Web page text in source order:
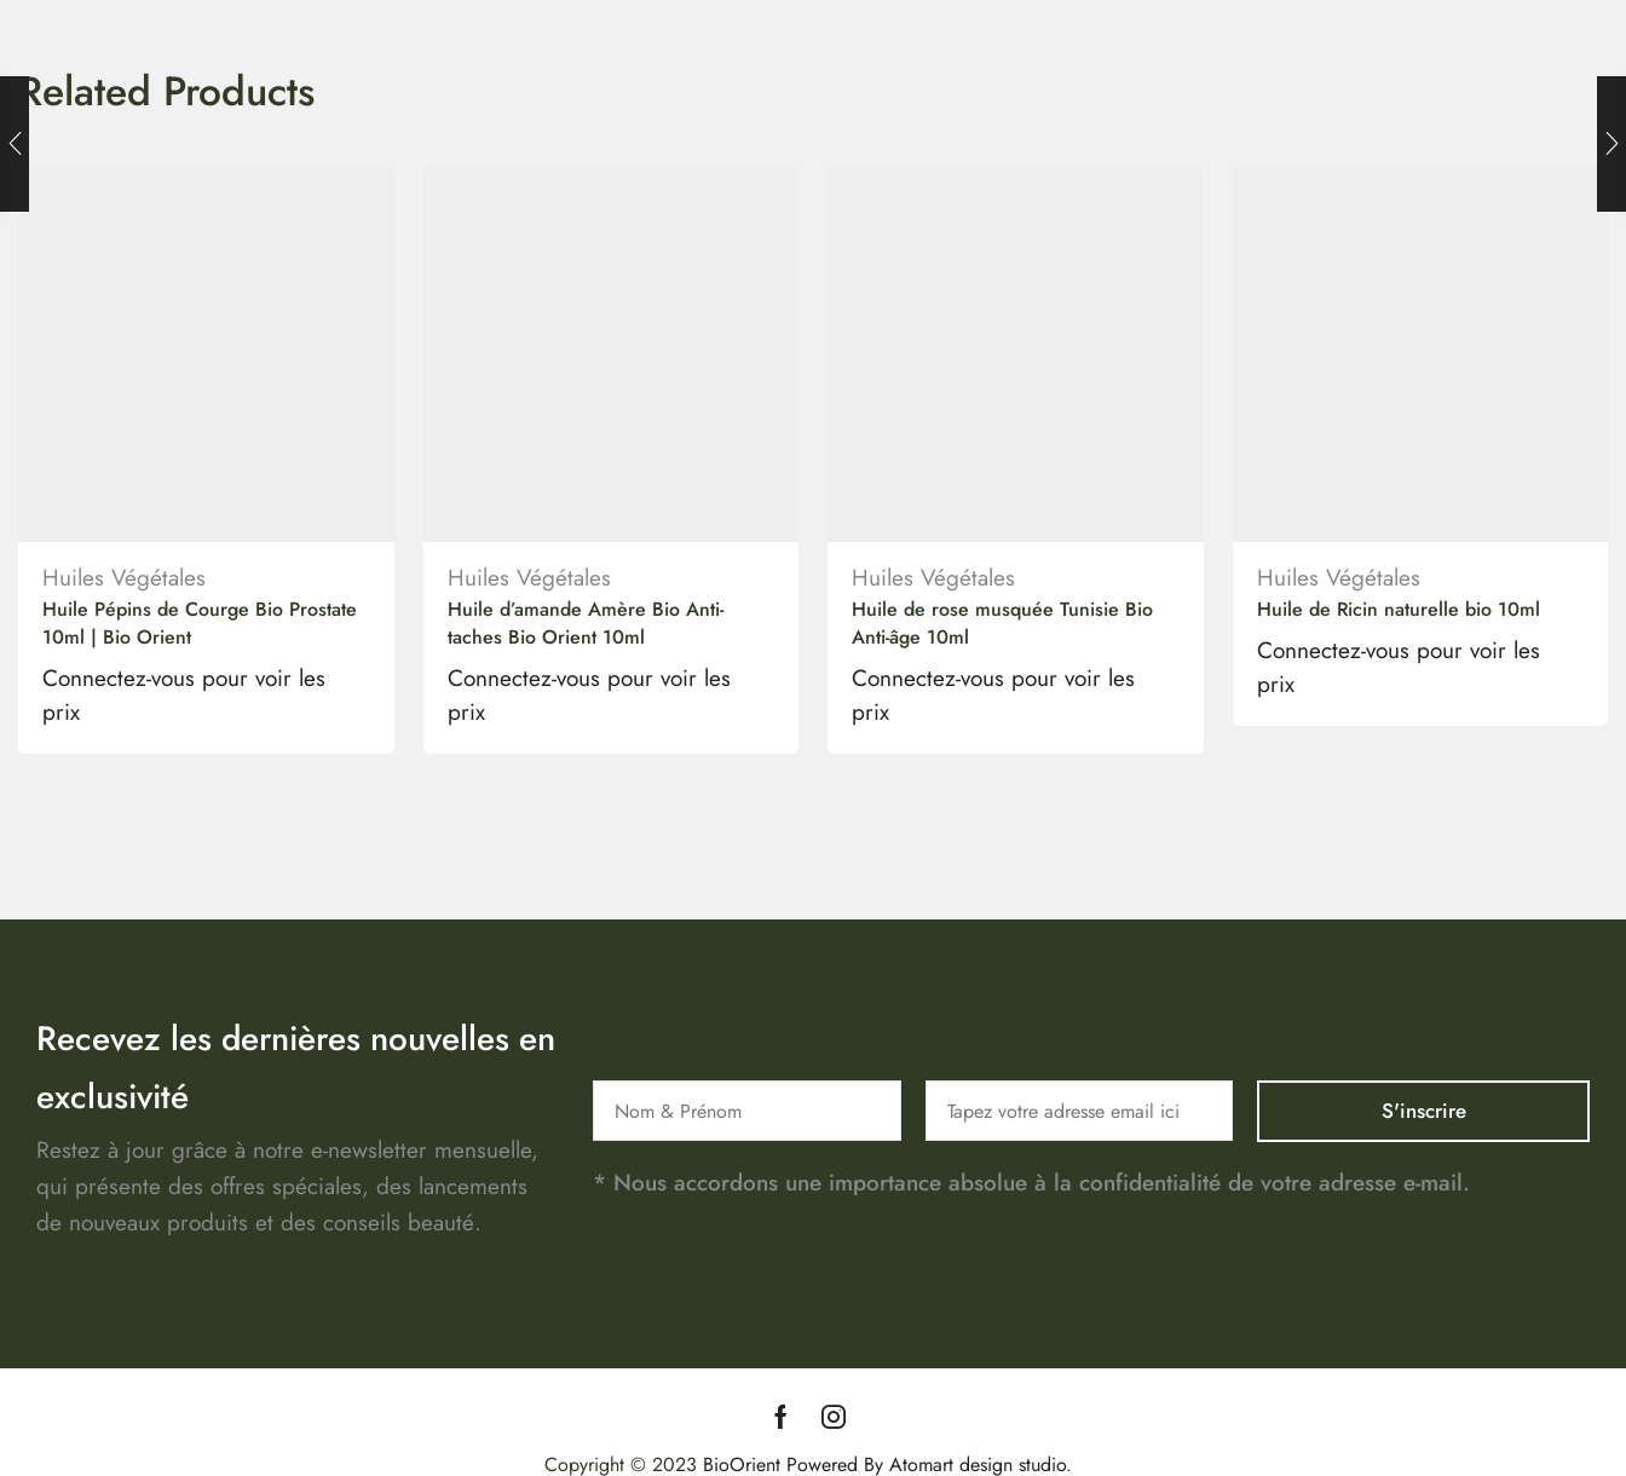
Related Products
Huiles Végétales
Huile Pépins de Courge Bio Prostate
10ml | Bio Orient
Connectez-vous pour voir les
prix
Huiles Végétales
Huile d’amande Amère Bio Anti-
taches Bio Orient 10ml
Connectez-vous pour voir les
prix
Huiles Végétales
Huile de rose musquée Tunisie Bio
Anti-âge 10ml
Connectez-vous pour voir les
prix
Huiles Végétales
Huile de Ricin naturelle bio 10ml
Connectez-vous pour voir les
prix
Recevez les dernières nouvelles en
exclusivité
Restez à jour grâce à notre e-newsletter mensuelle,
qui présente des offres spéciales, des lancements
de nouveaux produits et des conseils beauté.
* Nous accordons une importance absolue à la confidentialité de votre adresse e-mail.
Copyright © 2023 BioOrientPowered By Atomart design studio.